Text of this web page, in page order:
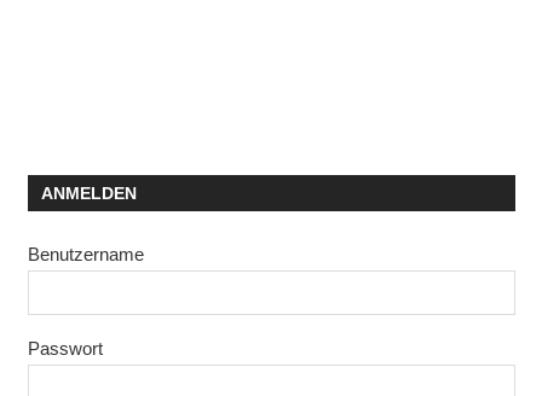
ANMELDEN
Benutzername
Passwort